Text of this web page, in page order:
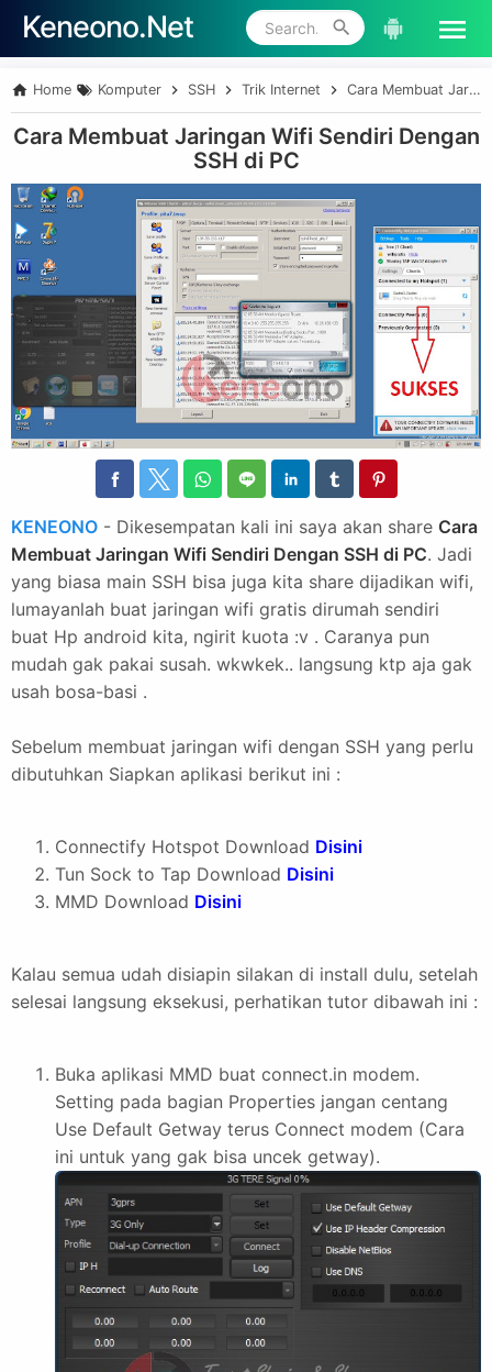
Skip to main content
Keneono.Net
Home Komputer SSH Trik Internet Cara Membuat Jaringan Wifi Sendiri Dengan SSH di PC
Cara Membuat Jaringan Wifi Sendiri Dengan
SSH di PC
KENEONO - Dikesempatan kali ini saya akan share Cara
Membuat Jaringan Wifi Sendiri Dengan SSH di PC. Jadi
yang biasa main SSH bisa juga kita share dijadikan wifi,
lumayanlah buat jaringan wifi gratis dirumah sendiri
buat Hp android kita, ngirit kuota :v . Caranya pun
mudah gak pakai susah. wkwkek.. langsung ktp aja gak
usah bosa-basi .
Sebelum membuat jaringan wifi dengan SSH yang perlu
dibutuhkan Siapkan aplikasi berikut ini :
Connectify Hotspot Download Disini
Tun Sock to Tap Download Disini
MMD Download Disini
Kalau semua udah disiapin silakan di install dulu, setelah
selesai langsung eksekusi, perhatikan tutor dibawah ini :
Buka aplikasi MMD buat connect.in modem.
Setting pada bagian Properties jangan centang
Use Default Getway terus Connect modem (Cara
ini untuk yang gak bisa uncek getway).